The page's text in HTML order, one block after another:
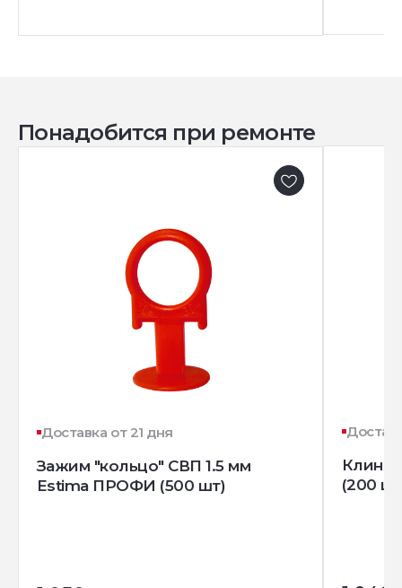
Понадобится при ремонте
Доставка от 21 дня
Зажим "кольцо" СВП 1.5 мм
Estima ПРОФИ (500 шт)
Клин
(200